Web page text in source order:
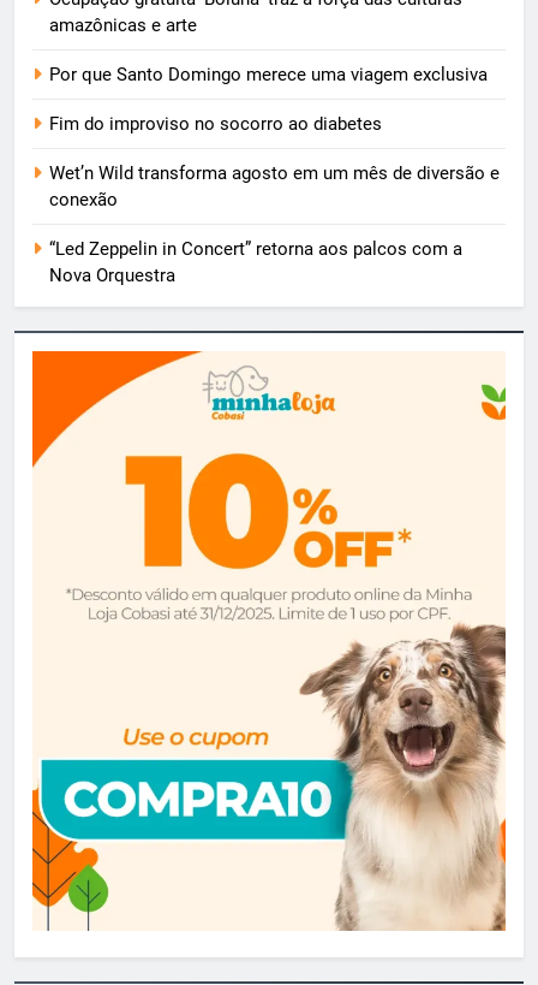
amazônicas e arte
Por que Santo Domingo merece uma viagem exclusiva
Fim do improviso no socorro ao diabetes
Wet’n Wild transforma agosto em um mês de diversão e
conexão
“Led Zeppelin in Concert” retorna aos palcos com a
Nova Orquestra